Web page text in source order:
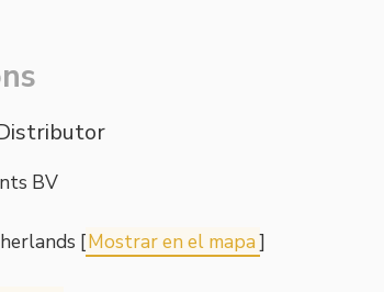
BV
[Mostrar en el mapa ]